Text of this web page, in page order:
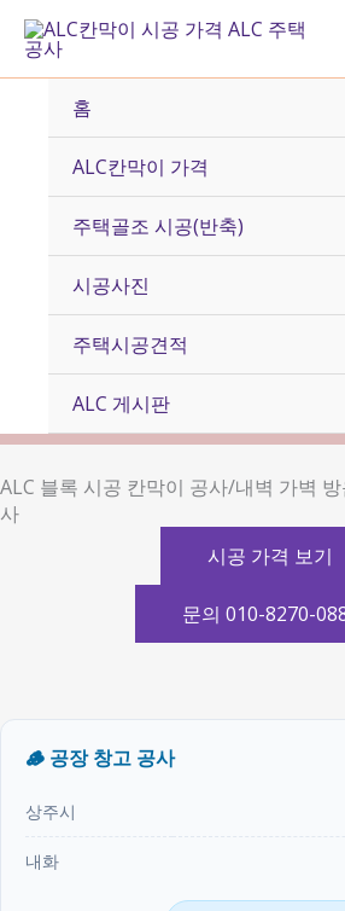
츠
홈
ALC칸막이 가격
주택골조 시공(반축)
시공사진
주택시공견적
ALC 게시판
ALC 블록 시공 칸막이 공사/내벽 가벽
사
시공 가격 보기
문의 010-8270-
🪵 공장 창고 공사
상주시
내화